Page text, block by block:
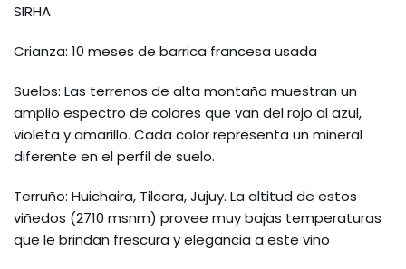
SIRHA
Crianza: 10 meses de barrica francesa usada
Suelos: Las terrenos de alta montaña muestran un
amplio espectro de colores que van del rojo al azul,
violeta y amarillo. Cada color representa un mineral
diferente en el perfil de suelo.
Terruño: Huichaira, Tilcara, Jujuy. La altitud de estos
viñedos (2710 msnm) provee muy bajas temperaturas
que le brindan frescura y elegancia a este vino